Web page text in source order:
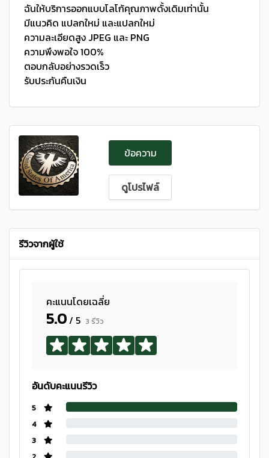
ฉันให้บริการออกแบบโลโก้คุณภาพดั้งเดิมเท่านั้น
มีแนวคิด แปลกใหม่ และแปลกใหม่
ความละเอียดสูง JPEG และ PNG
ความพึงพอใจ 100%
ตอบกลับอย่างรวดเร็ว
รับประกันคืนเงิน
ข้อความ
ดูโปรไฟล์
รีวิวจากผู้ใช้
คะแนนโดยเฉลี่ย
5.0/ 5 3 รีวิว
อันดับคะแนนรีวิว
5
4
3